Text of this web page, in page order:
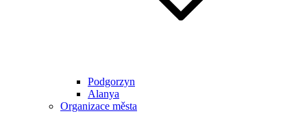
Podgorzyn
Alanya
Organizace města